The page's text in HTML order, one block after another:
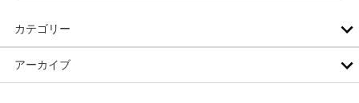
カテゴリー
アーカイブ